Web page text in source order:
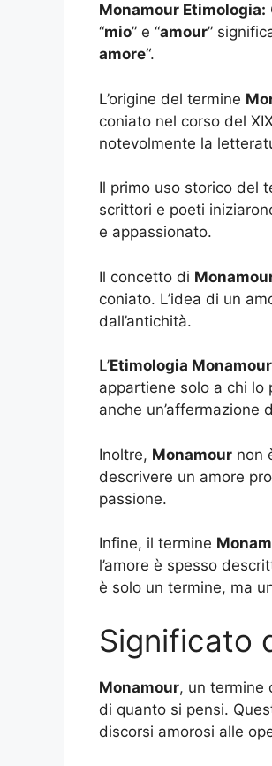
Monamour Etimologia:
“mio” e “amour”
amore“.
L’origine del termine
coniato nel corso del
notevolmente la
Il primo uso storico del
scrittori e poeti
e appassionato.
Il concetto di
coniato. L’idea di un
dall’antichità.
L’Etimologia Monamour
appartiene solo a chi lo
anche un’affermazione
Inoltre, Monamour non
descrivere un amore
passione.
Infine, il termine
l’amore è spesso
è solo un termine, ma
Significato
Monamour, un termine
di quanto si pensi.
discorsi amorosi alle